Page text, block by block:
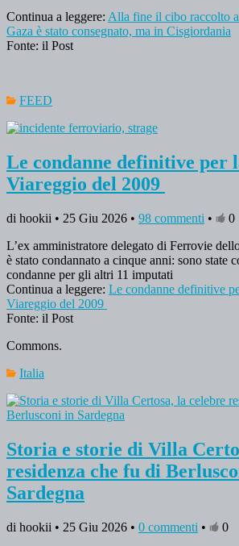
Continua a leggere: Alla fine il cibo raccolto
Gaza è stato consegnato, ma in Cisgiordania
Fonte: il Post
FEED
Le condanne definitive per
Viareggio del 2009
di hookii • 25 Giu 2026 • 98 commenti •
0
L’ex amministratore delegato di Ferrovie
è stato condannato a cinque anni: sono state
condanne per gli altri 11 imputati
Continua a leggere: Le condanne definitive
Viareggio del 2009
Fonte: il Post
Commons.
Italia
Storia e storie di Villa
residenza che fu di
Sardegna
di hookii • 25 Giu 2026 • 0 commenti •
0